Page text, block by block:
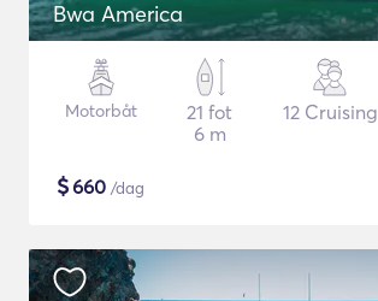
Bwa America
Motorbåt
21 fot
6 m
12 Cruising
$660 /dag